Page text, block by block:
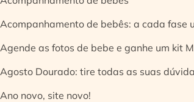
Acompanhamento de bebês: a cada fase
Agende as fotos de bebe e ganhe um kit
Agosto Dourado: tire todas as suas
Ano novo, site novo!